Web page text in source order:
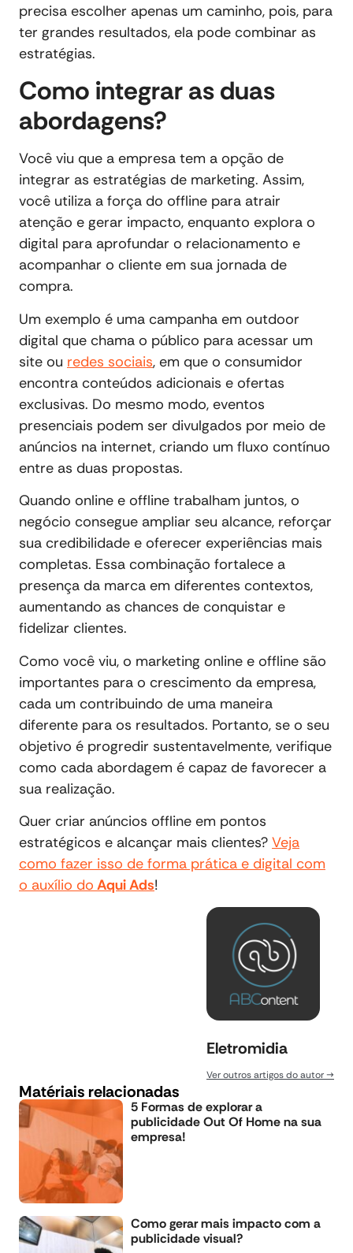
precisa escolher apenas um caminho, pois, para
ter grandes resultados, ela pode combinar as
estratégias.
Como integrar as duas
abordagens?
Você viu que a empresa tem a opção de
integrar as estratégias de marketing. Assim,
você utiliza a força do offline para atrair
atenção e gerar impacto, enquanto explora o
digital para aprofundar o relacionamento e
acompanhar o cliente em sua jornada de
compra.
Um exemplo é uma campanha em outdoor
digital que chama o público para acessar um
site ou redes sociais, em que o consumidor
encontra conteúdos adicionais e ofertas
exclusivas. Do mesmo modo, eventos
presenciais podem ser divulgados por meio de
anúncios na internet, criando um fluxo contínuo
entre as duas propostas.
Quando online e offline trabalham juntos, o
negócio consegue ampliar seu alcance, reforçar
sua credibilidade e oferecer experiências mais
completas. Essa combinação fortalece a
presença da marca em diferentes contextos,
aumentando as chances de conquistar e
fidelizar clientes.
Como você viu, o marketing online e offline são
importantes para o crescimento da empresa,
cada um contribuindo de uma maneira
diferente para os resultados. Portanto, se o seu
objetivo é progredir sustentavelmente, verifique
como cada abordagem é capaz de favorecer a
sua realização.
Quer criar anúncios offline em pontos
estratégicos e alcançar mais clientes? Veja
como fazer isso de forma prática e digital com
o auxílio do Aqui Ads!
Eletromidia
Ver outros artigos do autor
Matériais relacionadas
5 Formas de explorar a
publicidade Out Of Home na sua
empresa!
Como gerar mais impacto com a
publicidade visual?